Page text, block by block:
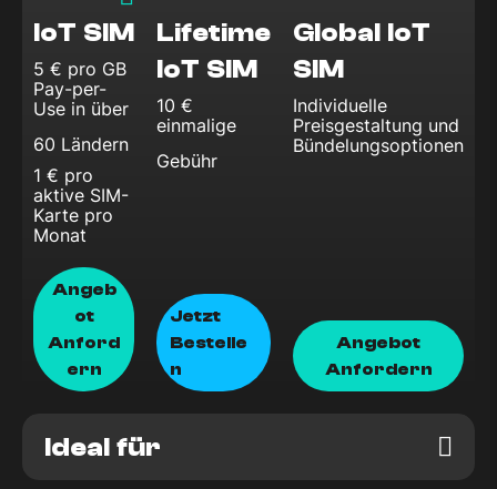
IoT SIM
5 € pro GB
Pay-per-
Use in über
60 Ländern
1 € pro
aktive SIM-
Karte pro
Monat
Angeb
Ot
Anford
Ern
Lifetime
IoT SIM
10 €
einmalige
Gebühr
Jetzt
Bestelle
N
Global IoT
SIM
Individuelle
Preisgestaltung und
Bündelungsoptionen
Angebot
Anfordern
Ideal für